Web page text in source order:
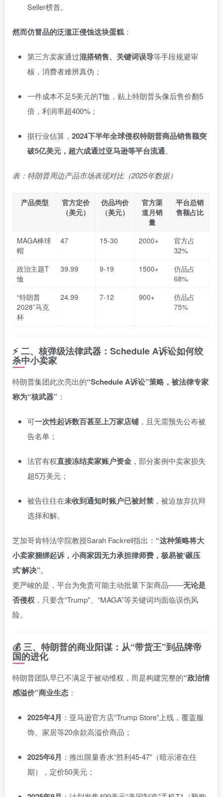
Seller榜首。
然而仿冒品的泛滥正侵蚀这块蛋糕 ：
第三方卖家通过混搭销售、关键词误导等手段规避审
核，消费者难辨真伪；
一件成本不足5美元的T恤，贴上特朗普头像后售价翻5
倍，利润率超400%；
据行业估算， 2024下半年全球侵权特朗普商品销售额突
破5亿美元，超六成通过亚马逊等平台流通。
表：特朗普周边产品市场表现对比（2025年数据）
产品类型
官方定价
（美元）
仿品均价
（美元）
官方渠
道月销
量
平台总销
售额占比
MAGA棒球
帽
47 15-30 2000+
官方占
32%
政治主题T
恤
39.99 9-19 1500+
仿品占
68%
“特朗普
2028”马克
杯
24.99 7-12 900+
仿品占
75%
⚡ 二、核弹级法律武器：Schedule A诉讼如何绞
杀中小卖家
特朗普集团此次亮出的“Schedule A诉讼”策略，被法律专家
称为“核武器” ：
可一次性起诉数百甚至上万家店铺，且无需预先公布被
告名单；
法官有权直接冻结卖家账户资金 ，部分案例中卖家损失
超5万美元；
被告往往在未收到通知时账户已被封禁 ，被迫放弃抗辩
选择和解。
芝加哥肯特法学院教授Sarah Fackrell指出： “这种策略将大
小卖家捆绑起诉，小商家因无力承担律师费，极易被‘碾压
式’解决”。
更严峻的是，平台为免责可能主动批量下架商品——无论是
否侵权 ，只要含“Trump”、“MAGA”等关键词均面临误伤风
险。
💰 三、特朗普的商业阳谋：从“带货王”到品牌帝
国的进化
特朗普团队早已不满足于被动维权，而是构建完整的“政治情
感溢价”商业生态 ：
2025年4月 ：亚马逊官方店“Trump Store”上线，覆盖服
饰、家居等20余款高溢价商品；
2025年6月 ：推出限量香水“胜利45-47”（暗示潜在任
期），定价50美元；